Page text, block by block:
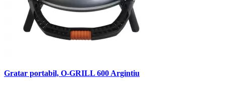
Gratar portabil, O-GRILL 600 Argintiu